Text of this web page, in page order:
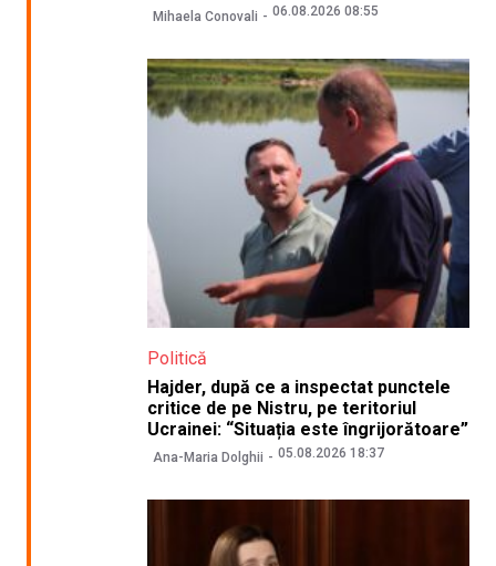
Mihaela Conovali 06.08.2026 08:55
Politică
Hajder, după ce a inspectat punctele
critice de pe Nistru, pe teritoriul
Ucrainei: “Situația este îngrijorătoare”
Ana-Maria Dolghii 05.08.2026 18:37